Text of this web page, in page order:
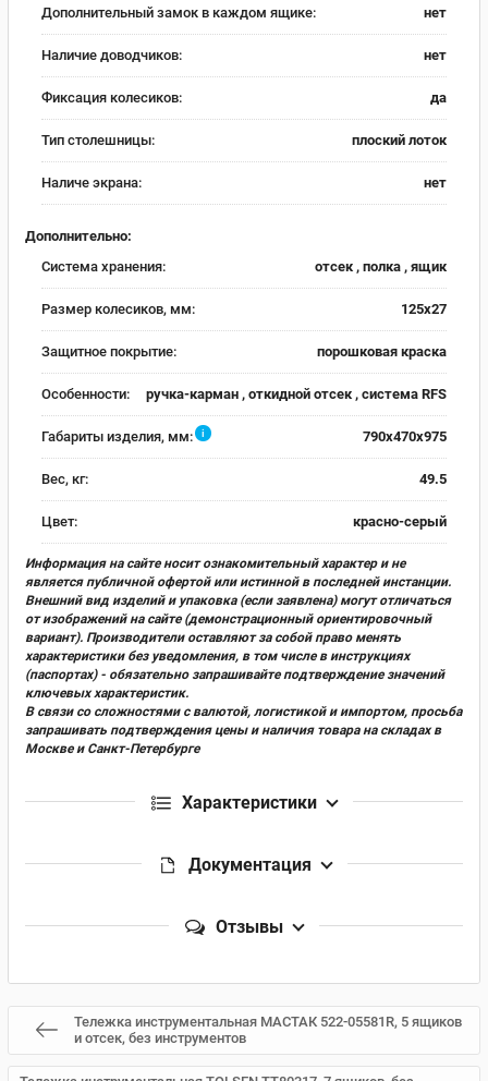
Дополнительный замок в каждом ящике: нет
Наличие доводчиков: нет
Фиксация колесиков: да
Тип столешницы: плоский лоток
Наличе экрана: нет
Дополнительно:
Система хранения:
отсек , полка , ящик
Размер колесиков, мм: 125х27
Защитное покрытие: порошковая краска
Особенности: ручка-карман , откидной отсек , система RFS
Габариты изделия, мм: i 790x470x975
Вес, кг: 49.5
Цвет: красно-серый
Информация на сайте носит ознакомительный характер и не
является публичной офертой или истинной в последней инстанции.
Внешний вид изделий и упаковка (если заявлена) могут отличаться
от изображений на сайте (демонстрационный ориентировочный
вариант). Производители оставляют за собой право менять
характеристики без уведомления, в том числе в инструкциях
(паспортах) - обязательно запрашивайте подтверждение значений
ключевых характеристик.
В связи со сложностями с валютой, логистикой и импортом, просьба
запрашивать подтверждения цены и наличия товара на складах в
Москве и Санкт-Петербурге
Характеристики
Документация
Отзывы
Тележка инструментальная МАСТАК 522-05581R, 5 ящиков
и отсек, без инструментов